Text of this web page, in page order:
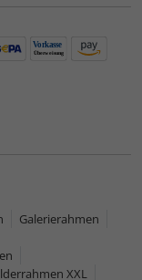
Galerierahmen
XXL